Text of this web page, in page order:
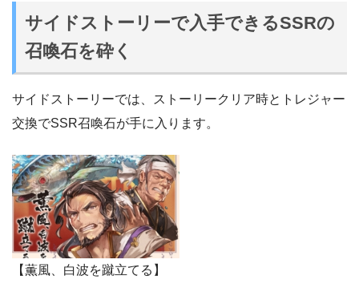
サイドストーリーで入手できるSSRの
召喚石を砕く
サイドストーリーでは、ストーリークリア時とトレジャー
交換でSSR召喚石が手に入ります。
【薫風、白波を蹴立てる】